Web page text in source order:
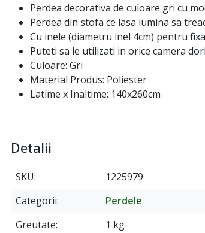
Perdea decorativa de culoare gri cu
Perdea din stofa ce lasa lumina sa
Cu inele (diametru inel 4cm) pentru
Puteti sa le utilizati in orice camera
Culoare: Gri
Material Produs: Poliester
Latime x Inaltime: 140x260cm
Detalii
SKU
1225979
Categorii
Perdele
Greutate
1 kg